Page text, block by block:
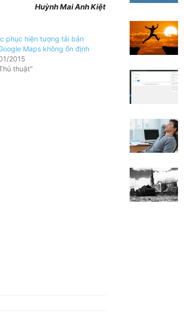
Huỳnh Mai Anh Kiệt
phục hiện tượng tải bản
Maps không ổn định
2015
thuật"